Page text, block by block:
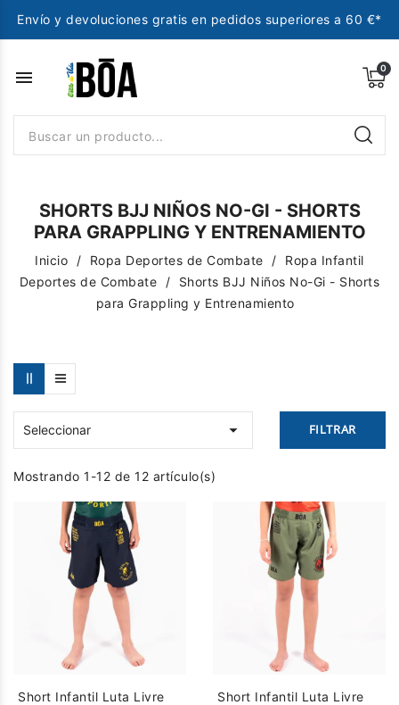
Envío y devoluciones gratis en pedidos superiores a 60 €*
menu
SHORTS BJJ NIÑOS NO-GI - SHORTS
PARA GRAPPLING Y ENTRENAMIENTO
Inicio Ropa Deportes de Combate
Ropa Infantil
Deportes de Combate
Shorts BJJ Niños No-Gi - Shorts
para Grappling y Entrenamiento
Seleccionar  FILTRAR
Mostrando 1-12 de 12 artículo(s)
Short Infantil Luta Livre
Short Infantil Luta Livre